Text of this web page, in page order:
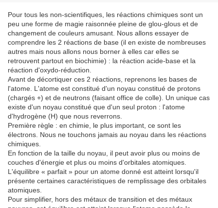
Pour tous les non-scientifiques, les réactions chimiques sont un
peu une forme de magie raisonnée pleine de glou-glous et de
changement de couleurs amusant. Nous allons essayer de
comprendre les 2 réactions de base (il en existe de nombreuses
autres mais nous allons nous borner à elles car elles se
retrouvent partout en biochimie) : la réaction acide-base et la
réaction d'oxydo-réduction.
Avant de décortiquer ces 2 réactions, reprenons les bases de
l'atome. L'atome est constitué d'un noyau constitué de protons
(chargés +) et de neutrons (faisant office de colle). Un unique cas
existe d'un noyau constitué que d'un seul proton : l'atome
d'hydrogène (H) que nous reverrons.
Première règle : en chimie, le plus important, ce sont les
électrons. Nous ne touchons jamais au noyau dans les réactions
chimiques.
En fonction de la taille du noyau, il peut avoir plus ou moins de
couches d'énergie et plus ou moins d'orbitales atomiques.
L'équilibre « parfait » pour un atome donné est atteint lorsqu'il
présente certaines caractéristiques de remplissage des orbitales
atomiques.
Pour simplifier, hors des métaux de transition et des métaux